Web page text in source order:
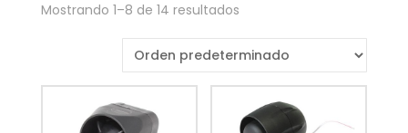
Mostrando 1–8 de 14 resultados